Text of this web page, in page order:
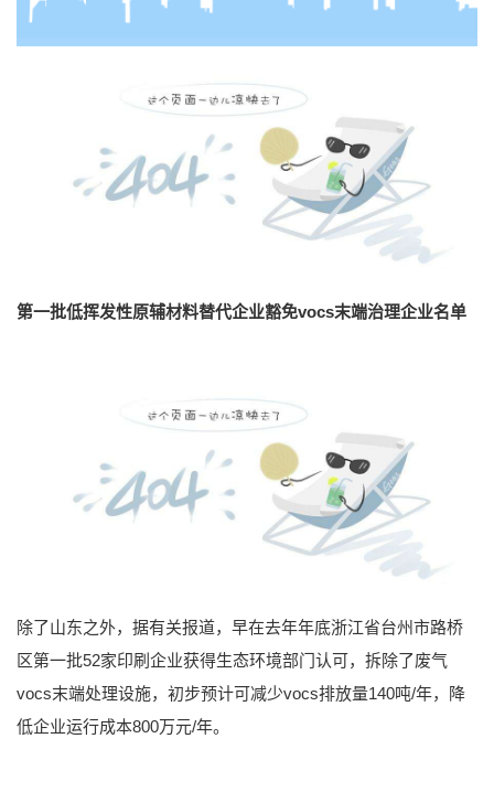
第一批低挥发性原辅材料替代企业豁免vocs末端治理企业名单
除了山东之外，据有关报道，早在去年年底浙江省台州市路桥
区第一批52家印刷企业获得生态环境部门认可，拆除了废气
vocs末端处理设施，初步预计可减少vocs排放量140吨/年，降
低企业运行成本800万元/年。